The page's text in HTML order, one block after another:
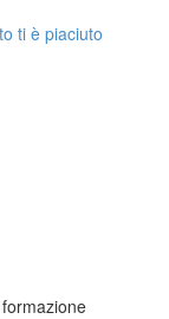
ti è piaciuto